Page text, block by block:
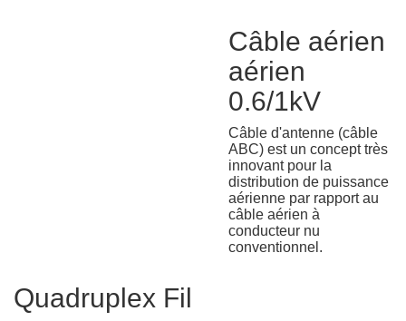
Câble aérien
aérien
0.6/1kV
Câble d'antenne (câble
ABC) est un concept très
innovant pour la
distribution de puissance
aérienne par rapport au
câble aérien à
conducteur nu
conventionnel.
Quadruplex Fil